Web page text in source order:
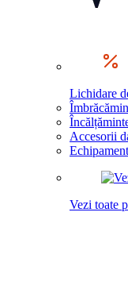
Lichidare
Accesorii
Vezi toate